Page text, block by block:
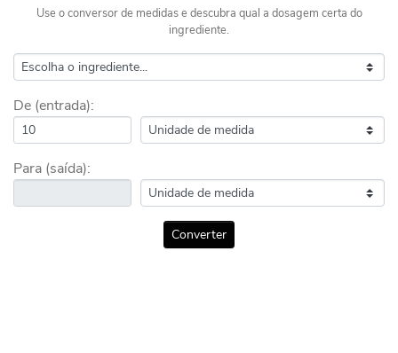
Use o conversor de medidas e descubra qual a dosagem certa do
ingrediente.
De (entrada):
Para (saída):
Converter